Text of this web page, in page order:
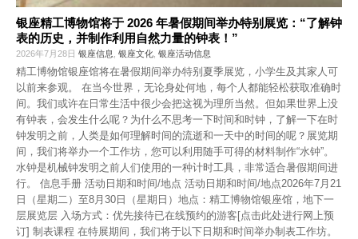
银座精工博物馆将于 2026 年暑假期间举办特别展览：“了解钟
表的历史，并制作利用自然力量的钟表！”
2026年7月28日 银座信息, 银座文化, 银座活动信息
精工博物馆银座馆将在暑假期间举办特别夏季展览，小学生及其家人可
以前来参观。 在当今世界，无论身处何地，每个人都能轻松获取准确时
间。我们或许在日常生活中很少会把这视为理所当然。但如果世界上没
有钟表，会发生什么呢？为什么不思考一下时间和时钟，了解一下在时
钟发明之前，人类是如何理解时间的流逝和一天中的时间的呢？展览期
间，我们将举办一个工作坊，您可以利用随手可得的材料制作“水钟”。
水钟是机械钟发明之前人们使用的一种计时工具，非常适合暑假期间进
行。 信息手册 活动日期和时间/地点 活动日期和时间/地点2026年7月21
日（星期二）至8月30日（星期日）地点：精工博物馆银座馆，地下一
层展览层 入场方式：优先接待已在线预约的游客[点击此处进行网上预
订] 制表课程 在特展期间，我们将于以下日期和时间举办制表工作坊。